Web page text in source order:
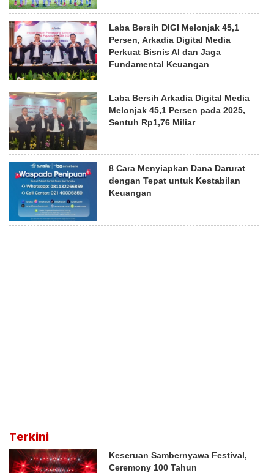
Laba Bersih DIGI Melonjak 45,1
Persen, Arkadia Digital Media
Perkuat Bisnis AI dan Jaga
Fundamental Keuangan
Laba Bersih Arkadia Digital Media
Melonjak 45,1 Persen pada 2025,
Sentuh Rp1,76 Miliar
8 Cara Menyiapkan Dana Darurat
dengan Tepat untuk Kestabilan
Keuangan
Terkini
Keseruan Sambernyawa Festival,
Ceremony 100 Tahun